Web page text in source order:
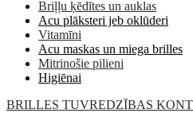
Briļļu ķēdītes un auklas
Acu plāksteri jeb oklūderi
Vitamīni
Acu maskas un miega brilles
Mitrinošie pilieni
Higiēnai
BRILLES TUVREDZĪBAS